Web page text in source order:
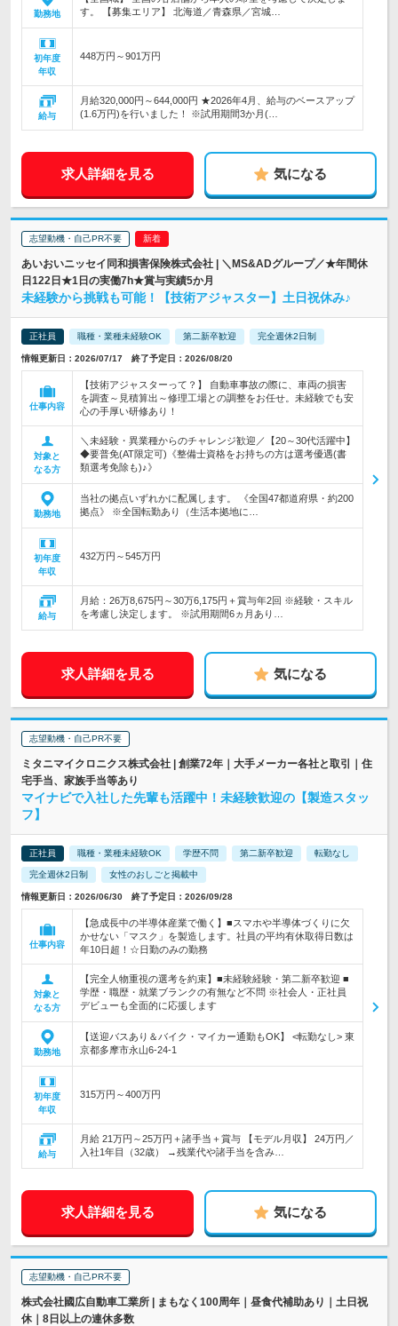
勤務地
す。 【募集エリア】 北海道／青森県／宮城…
初年度
年収
448万円～901万円
給与
月給320,000円～644,000円 ★2026年4月、給与のベースアップ
(1.6万円)を行いました！ ※試用期間3か月(…
求人詳細を見る 気になる
志望動機・自己PR不要
あいおいニッセイ同和損害保険株式会社 | ＼MS&ADグループ／★年間休
日122日★1日の実働7h★賞与実績5か月
未経験から挑戦も可能！【技術アジャスター】土日祝休み♪
正社員 職種・業種未経験OK 第二新卒歓迎 完全週休2日制
情報更新日：2026/07/17 終了予定日：2026/08/20
仕事内容
【技術アジャスターって？】 自動車事故の際に、車両の損害
を調査～見積算出～修理工場との調整をお任せ。未経験でも安
心の手厚い研修あり！
対象と
なる方
＼未経験・異業種からのチャレンジ歓迎／【20～30代活躍中】
◆要普免(AT限定可)《整備士資格をお持ちの方は選考優遇(書
類選考免除も)♪》
勤務地
当社の拠点いずれかに配属します。 《全国47都道府県・約200
拠点》 ※全国転勤あり（生活本拠地に…
初年度
年収
432万円～545万円
給与
月給：26万8,675円～30万6,175円＋賞与年2回 ※経験・スキル
を考慮し決定します。 ※試用期間6ヵ月あり…
求人詳細を見る 気になる
志望動機・自己PR不要
ミタニマイクロニクス株式会社 | 創業72年｜大手メーカー各社と取引｜住
宅手当、家族手当等あり
マイナビで入社した先輩も活躍中！未経験歓迎の【製造スタッ
フ】
正社員 職種・業種未経験OK 学歴不問 第二新卒歓迎 転勤なし
完全週休2日制 女性のおしごと掲載中
情報更新日：2026/06/30 終了予定日：2026/09/28
仕事内容
【急成長中の半導体産業で働く】■スマホや半導体づくりに欠
かせない「マスク」を製造します。社員の平均有休取得日数は
年10日超！☆日勤のみの勤務
対象と
なる方
【完全人物重視の選考を約束】■未経験経験・第二新卒歓迎 ■
学歴・職歴・就業ブランクの有無など不問 ※社会人・正社員
デビューも全面的に応援します
勤務地
【送迎バスあり＆バイク・マイカー通勤もOK】 <転勤なし> 東
京都多摩市永山6-24-1
初年度
年収
315万円～400万円
給与
月給 21万円～25万円＋諸手当＋賞与 【モデル月収】 24万円／
入社1年目（32歳） →残業代や諸手当を含み…
求人詳細を見る 気になる
志望動機・自己PR不要
株式会社國広自動車工業所 | まもなく100周年｜昼食代補助あり｜土日祝
休｜8日以上の連休多数